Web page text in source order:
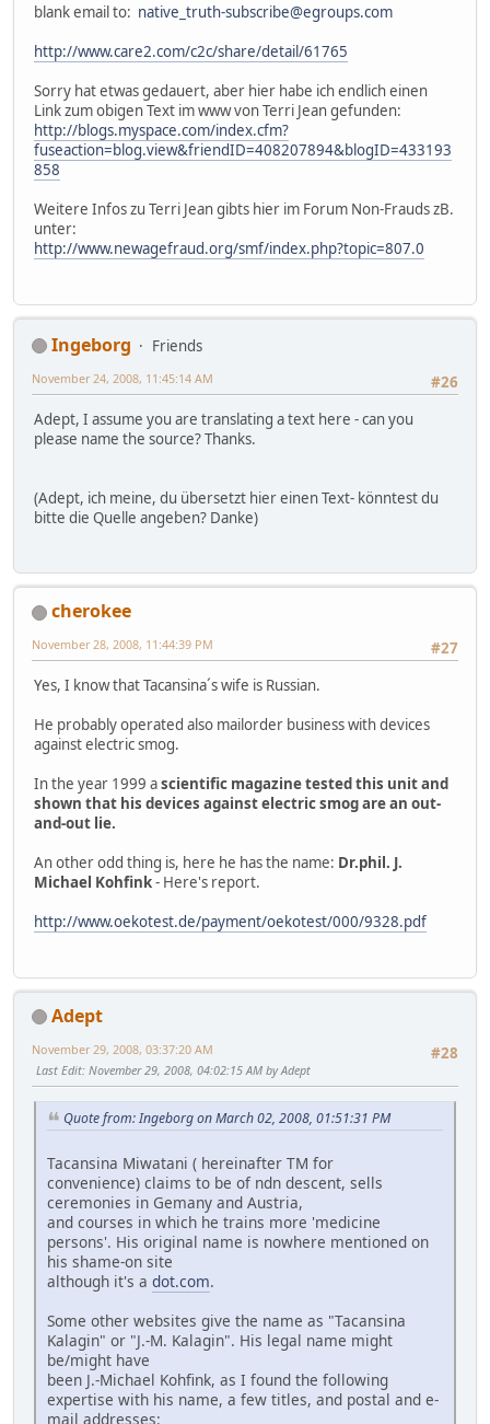
blank email to: native_truth-subscribe@egroups.com
http://www.care2.com/c2c/share/detail/61765
Sorry hat etwas gedauert, aber hier habe ich endlich einen
Link zum obigen Text im www von Terri Jean gefunden:
http://blogs.myspace.com/index.cfm?
fuseaction=blog.view&friendID=408207894&blogID=433193
858
Weitere Infos zu Terri Jean gibts hier im Forum Non-Frauds zB.
unter:
http://www.newagefraud.org/smf/index.php?topic=807.0
Ingeborg
Friends
#26
November 24, 2008, 11:45:14 AM
Adept, I assume you are translating a text here - can you
please name the source? Thanks.
(Adept, ich meine, du übersetzt hier einen Text- könntest du
bitte die Quelle angeben? Danke)
cherokee
#27
November 28, 2008, 11:44:39 PM
Yes, I know that Tacansina´s wife is Russian.
He probably operated also mailorder business with devices
against electric smog.
In the year 1999 ascientific magazine tested this unit and
shown that his devices against electric smog are an out-
and-out lie.
An other odd thing is, here he has the name: Dr.phil. J.
Michael Kohfink- Here's report.
http://www.oekotest.de/payment/oekotest/000/9328.pdf
Adept
#28
November 29, 2008, 03:37:20 AM
Last Edit: November 29, 2008, 04:02:15 AM by Adept
Quote from: Ingeborg on March 02, 2008, 01:51:31 PM
Tacansina Miwatani ( hereinafter TM for
convenience) claims to be of ndn descent, sells
ceremonies in Gemany and Austria,
and courses in which he trains more 'medicine
persons'. His original name is nowhere mentioned on
his shame-on site
although it's a dot.com.
Some other websites give the name as "Tacansina
Kalagin" or "J.-M. Kalagin". His legal name might
be/might have
been J.-Michael Kohfink, as I found the following
expertise with his name, a few titles, and postal and e-
mail addresses: